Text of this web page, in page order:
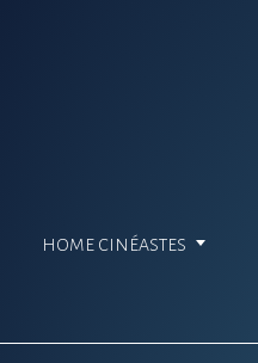
HOME CINÉASTES